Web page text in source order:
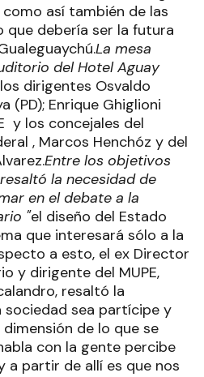
así también de las
que debería ser la futura
La mesa
del Hotel Aguay
los dirigentes Osvaldo
(PD); Enrique Ghiglioni
y los concejales del
, Marcos Henchóz y del
Entre los objetivos
la necesidad de
en el debate a la
"el diseño del Estado
que interesará sólo a la
a esto, el ex Director
y dirigente del MUPE,
resaltó la
sea partícipe y
de lo que se
con la gente percibe
a partir de allí es que nos